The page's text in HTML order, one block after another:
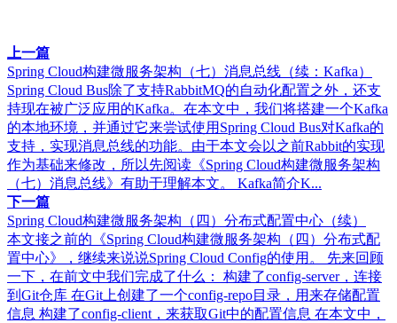
上一篇
Spring Cloud构建微服务架构（七）消息总线（续：Kafka）
Spring Cloud Bus除了支持RabbitMQ的自动化配置之外，还支
持现在被广泛应用的Kafka。在本文中，我们将搭建一个Kafka
的本地环境，并通过它来尝试使用Spring Cloud Bus对Kafka的
支持，实现消息总线的功能。由于本文会以之前Rabbit的实现
作为基础来修改，所以先阅读《Spring Cloud构建微服务架构
（七）消息总线》有助于理解本文。 Kafka简介K...
下一篇
Spring Cloud构建微服务架构（四）分布式配置中心（续）
本文接之前的《Spring Cloud构建微服务架构（四）分布式配
置中心》，继续来说说Spring Cloud Config的使用。 先来回顾
一下，在前文中我们完成了什么： 构建了config-server，连接
到Git仓库 在Git上创建了一个config-repo目录，用来存储配置
信息 构建了config-client，来获取Git中的配置信息 在本文中，